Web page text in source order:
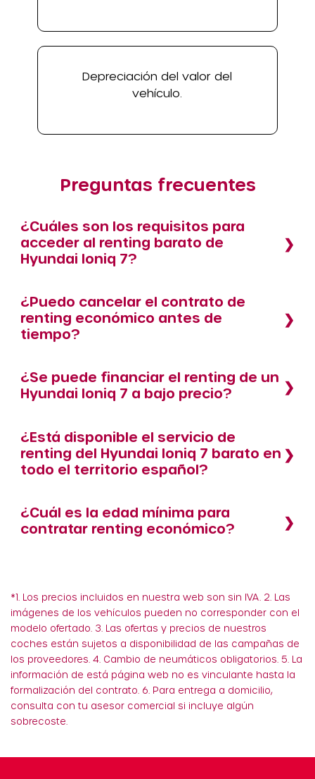
Depreciación del valor del
vehículo.
Preguntas frecuentes
¿Cuáles son los requisitos para
acceder al renting barato de
Hyundai Ioniq 7?
¿Puedo cancelar el contrato de
renting económico antes de
tiempo?
¿Se puede financiar el renting de un
Hyundai Ioniq 7 a bajo precio?
¿Está disponible el servicio de
renting del Hyundai Ioniq 7 barato en
todo el territorio español?
¿Cuál es la edad mínima para
contratar renting económico?
*1. Los precios incluidos en nuestra web son sin IVA. 2. Las
imágenes de los vehículos pueden no corresponder con el
modelo ofertado. 3. Las ofertas y precios de nuestros
coches están sujetos a disponibilidad de las campañas de
los proveedores. 4. Cambio de neumáticos obligatorios. 5. La
información de está página web no es vinculante hasta la
formalización del contrato. 6. Para entrega a domicilio,
consulta con tu asesor comercial si incluye algún
sobrecoste.